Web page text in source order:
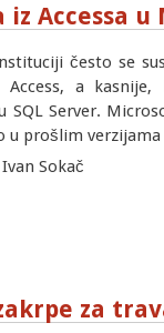
Accessa u
često se
Access, a
SQL Server.
u prošlim
Sokač
za